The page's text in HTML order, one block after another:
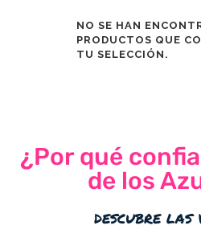
NO SE HAN
PRODUCTOS QUE
TU SELECCIÓN.
¿Por qué
de los
descubre las